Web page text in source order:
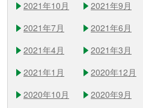
2021年10月
2021年9月
2021年7月
2021年6月
2021年4月
2021年3月
2021年1月
2020年12月
2020年10月
2020年9月